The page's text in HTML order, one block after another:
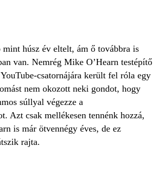
mint húsz év eltelt, ám ő továbbra is
van. Nemrég Mike O’Hearn testépítő
csatornájára került fel róla egy
nem okozott neki gondot, hogy
súllyal végezze a
Azt csak mellékesen tennénk hozzá,
is már ötvennégy éves, de ez
rajta.